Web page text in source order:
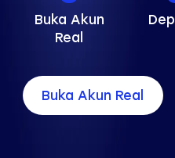
Buka Akun
Real
Buka Akun Real